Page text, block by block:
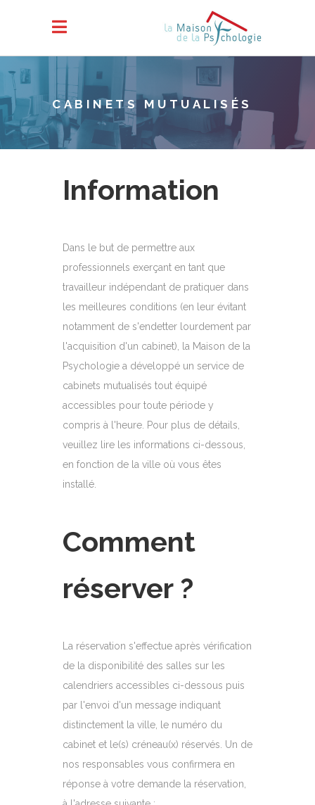
CABINETS MUTUALISÉS
Information
Dans le but de permettre aux
professionnels exerçant en tant que
travailleur indépendant de pratiquer dans
les meilleures conditions (en leur évitant
notamment de s'endetter lourdement par
l'acquisition d'un cabinet), la Maison de la
Psychologie a développé un service de
cabinets mutualisés tout équipé
accessibles pour toute période y
compris à l'heure. Pour plus de détails,
veuillez lire les informations ci-dessous,
en fonction de la ville où vous êtes
installé.
Comment
réserver ?
La réservation s'effectue après vérification
de la disponibilité des salles sur les
calendriers accessibles ci-dessous puis
par l'envoi d'un message indiquant
distinctement la ville, le numéro du
cabinet et le(s) créneau(x) réservés. Un de
nos responsables vous confirmera en
réponse à votre demande la réservation,